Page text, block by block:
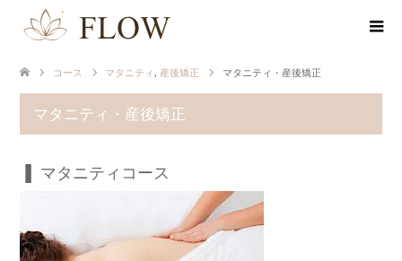
コース マタニティ , 産後矯正 マタニティ・産後矯正
マタニティ・産後矯正
▐ マタニティコース